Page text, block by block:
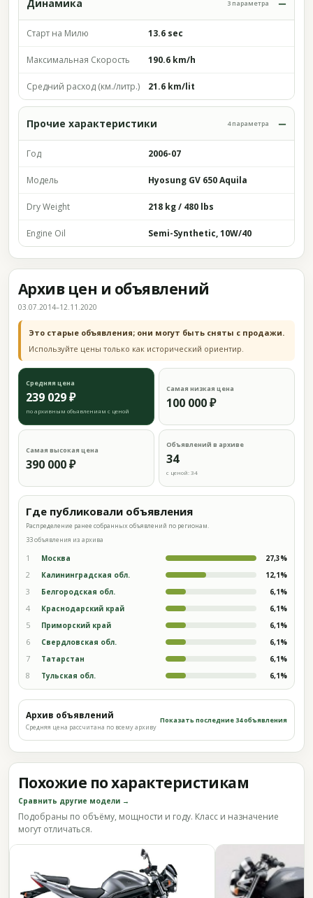
Динамика 3 параметра
Старт на Милю 13.6 sec
Максимальная Скорость 190.6 km/h
Средний расход (км./литр.) 21.6 km/lit
Прочие характеристики 4 параметра
Год 2006-07
Модель Hyosung GV 650 Aquila
Dry Weight 218 kg / 480 lbs
Engine Oil Semi-Synthetic, 10W/40
Архив цен и объявлений
03.07.2014–12.11.2020
Это старые объявления; они могут быть сняты с продажи.
Используйте цены только как исторический ориентир.
Средняя цена
239 029 ₽
по архивным объявлениям с ценой
Самая низкая цена
100 000 ₽
Самая высокая цена
390 000 ₽
Объявлений в архиве
34
с ценой: 34
Где публиковали объявления
Распределение ранее собранных объявлений по регионам.
33 объявления из архива
1 Москва 27,3%
2 Калининградская обл. 12,1%
3 Белгородская обл. 6,1%
4 Краснодарский край 6,1%
5 Приморский край 6,1%
6 Свердловская обл. 6,1%
7 Татарстан 6,1%
8 Тульская обл. 6,1%
Архив объявлений
Средняя цена рассчитана по всему архиву
Показать последние 34 объявления
Похожие по характеристикам
Сравнить другие модели →
Подобраны по объёму, мощности и году. Класс и назначение
могут отличаться.